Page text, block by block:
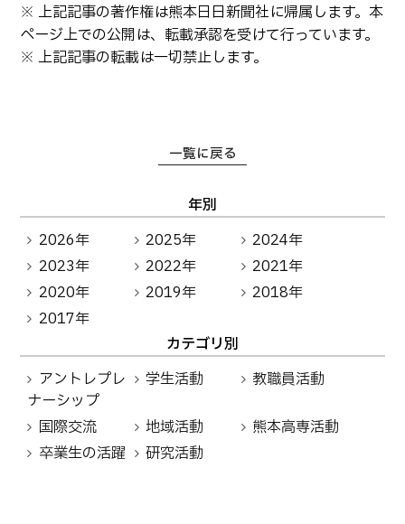
※ 上記記事の著作権は熊本日日新聞社に帰属します。本
ページ上での公開は、転載承認を受けて行っています。
※ 上記記事の転載は一切禁止します。
一覧に戻る
年別
2026年
2025年
2024年
2023年
2022年
2021年
2020年
2019年
2018年
2017年
カテゴリ別
アントレプレ
ナーシップ
学生活動 教職員活動
国際交流 地域活動
熊本高専活動
卒業生の活躍
研究活動
公開情報
その他
転職・Uターン就職
お問い合わせ